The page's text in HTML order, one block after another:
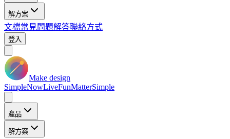
解方案
文檔常見問題解答聯絡方式
登入
Make design
SimpleNowLiveFunMatterSimple
產品
解方案